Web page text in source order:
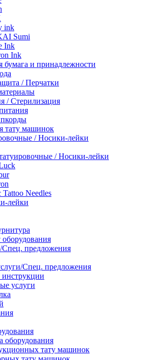
ink
Sumi
Ink
Ink
бумага и принадлежности
/ Перчатки
/ Стерилизация
тату машинок
/ Носики-лейки
/ Носики-лейки
Tattoo Needles
лейки
оборудования
Спец. предложения
Спец. предложения
услуги
оборудования
тату машинок